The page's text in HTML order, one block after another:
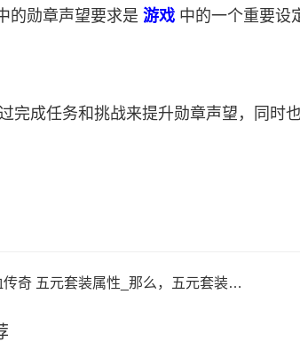
的勋章声望要求是 游戏 中的一个重要设
完成任务和挑战来提升勋章声望，同时
奇 五元套装属性_那么，五元套装的属性是什么呢？